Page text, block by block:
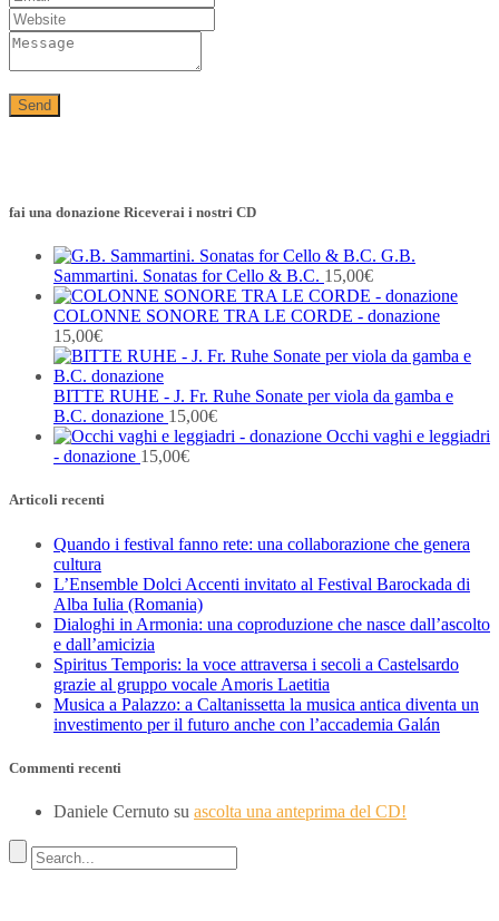
fai una donazione Riceverai i nostri CD
G.B.
Sammartini. Sonatas for Cello & B.C. 15,00€
COLONNE SONORE TRA LE CORDE - donazione
15,00€
BITTE RUHE - J. Fr. Ruhe Sonate per viola da gamba e
B.C. donazione 15,00€
Occhi vaghi e leggiadri
- donazione 15,00€
Articoli recenti
Quando i festival fanno rete: una collaborazione che genera
cultura
L’Ensemble Dolci Accenti invitato al Festival Barockada di
Alba Iulia (Romania)
Dialoghi in Armonia: una coproduzione che nasce dall’ascolto
e dall’amicizia
Spiritus Temporis: la voce attraversa i secoli a Castelsardo
grazie al gruppo vocale Amoris Laetitia
Musica a Palazzo: a Caltanissetta la musica antica diventa un
investimento per il futuro anche con l’accademia Galán
Commenti recenti
Daniele Cernuto su ascolta una anteprima del CD!